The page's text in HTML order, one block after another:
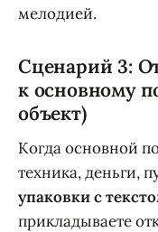
мелодией.
Сценарий 3:
к основному
объект)
Когда основной
техника, деньги,
упаковки с
прикладываете